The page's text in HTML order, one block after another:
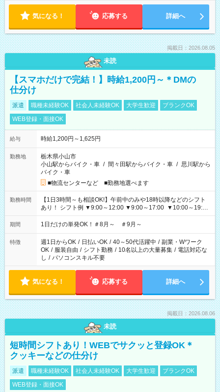
気になる！ 応募する 詳細へ
掲載日：2026.08.05
未読
【スマホだけで完結！】時給1,200円～＊DMの
仕分け
派遣 職種未経験OK 社会人未経験OK 大学生歓迎
ブランクOK
WEB登録・面接OK
給与 時給1,200円～1,625円
勤務地
栃木県小山市
小山駅からバイク・車 / 間々田駅からバイク・車 / 思川駅から
バイク・車
■物流センターなど ■勤務地選べます
勤務時間
【1日3時間～も相談OK!】午前中のみや18時以降などのシフト
あり！ シフト例 ▼9:00～12:00 ▼9:00～17:00 ▼10:00～19:00
▼18:00～21:00
期間 1日だけの単発OK！＃8月～ ＃9月～
特徴 週1日からOK / 日払いOK / 40～50代活躍中 / 副業・Wワーク
OK / 服装自由 / シフト勤務 / 10名以上の大量募集 / 電話対応な
し / パソコンスキル不要
気になる！ 応募する 詳細へ
掲載日：2026.08.06
未読
短時間シフトあり！WEBでサクッと登録OK＊
クッキーなどの仕分け
派遣 職種未経験OK 社会人未経験OK 大学生歓迎
ブランクOK
WEB登録・面接OK